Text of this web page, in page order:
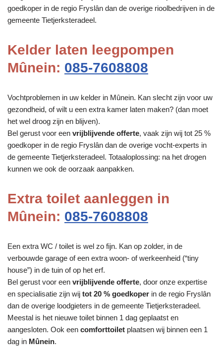
goedkoper in de regio Fryslân dan de overige rioolbedrijven in de
gemeente Tietjerksteradeel.
Kelder laten leegpompen
Mûnein: 085-7608808
Vochtproblemen in uw kelder in Mûnein. Kan slecht zijn voor uw
gezondheid, of wilt u een extra kamer laten maken? (dan moet
het wel droog zijn en blijven).
Bel gerust voor een vrijblijvende offerte, vaak zijn wij tot 25 %
goedkoper in de regio Fryslân dan de overige vocht-experts in
de gemeente Tietjerksteradeel. Totaaloplossing: na het drogen
kunnen we ook de oorzaak aanpakken.
Extra toilet aanleggen in
Mûnein: 085-7608808
Een extra WC / toilet is wel zo fijn. Kan op zolder, in de
verbouwde garage of een extra woon- of werkeenheid (“tiny
house”) in de tuin of op het erf.
Bel gerust voor een vrijblijvende offerte, door onze expertise
en specialisatie zijn wij tot 20 % goedkoper in de regio Fryslân
dan de overige loodgieters in de gemeente Tietjerksteradeel.
Meestal is het nieuwe toilet binnen 1 dag geplaatst en
aangesloten. Ook een comforttoilet plaatsen wij binnen een 1
dag in Mûnein.